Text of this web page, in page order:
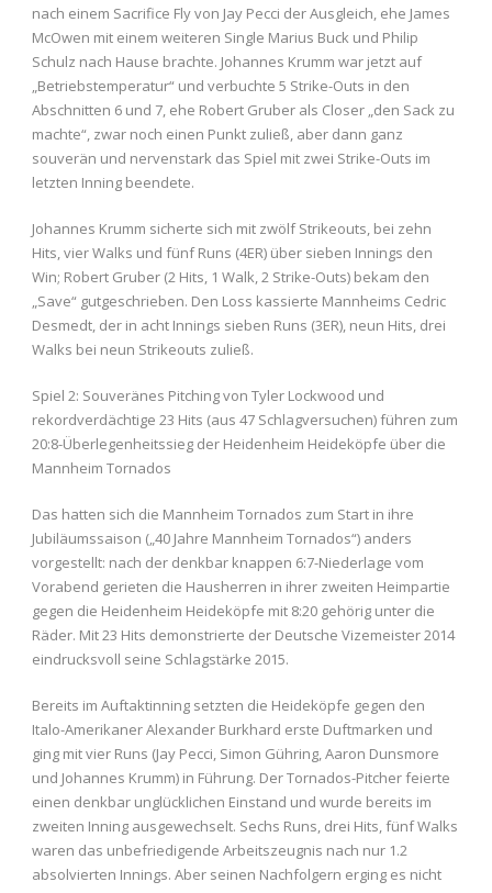
nach einem Sacrifice Fly von Jay Pecci der Ausgleich, ehe James
McOwen mit einem weiteren Single Marius Buck und Philip
Schulz nach Hause brachte. Johannes Krumm war jetzt auf
„Betriebstemperatur“ und verbuchte 5 Strike-Outs in den
Abschnitten 6 und 7, ehe Robert Gruber als Closer „den Sack zu
machte“, zwar noch einen Punkt zuließ, aber dann ganz
souverän und nervenstark das Spiel mit zwei Strike-Outs im
letzten Inning beendete.
Johannes Krumm sicherte sich mit zwölf Strikeouts, bei zehn
Hits, vier Walks und fünf Runs (4ER) über sieben Innings den
Win; Robert Gruber (2 Hits, 1 Walk, 2 Strike-Outs) bekam den
„Save“ gutgeschrieben. Den Loss kassierte Mannheims Cedric
Desmedt, der in acht Innings sieben Runs (3ER), neun Hits, drei
Walks bei neun Strikeouts zuließ.
Spiel 2: Souveränes Pitching von Tyler Lockwood und
rekordverdächtige 23 Hits (aus 47 Schlagversuchen) führen zum
20:8-Überlegenheitssieg der Heidenheim Heideköpfe über die
Mannheim Tornados
Das hatten sich die Mannheim Tornados zum Start in ihre
Jubiläumssaison („40 Jahre Mannheim Tornados“) anders
vorgestellt: nach der denkbar knappen 6:7-Niederlage vom
Vorabend gerieten die Hausherren in ihrer zweiten Heimpartie
gegen die Heidenheim Heideköpfe mit 8:20 gehörig unter die
Räder. Mit 23 Hits demonstrierte der Deutsche Vizemeister 2014
eindrucksvoll seine Schlagstärke 2015.
Bereits im Auftaktinning setzten die Heideköpfe gegen den
Italo-Amerikaner Alexander Burkhard erste Duftmarken und
ging mit vier Runs (Jay Pecci, Simon Gühring, Aaron Dunsmore
und Johannes Krumm) in Führung. Der Tornados-Pitcher feierte
einen denkbar unglücklichen Einstand und wurde bereits im
zweiten Inning ausgewechselt. Sechs Runs, drei Hits, fünf Walks
waren das unbefriedigende Arbeitszeugnis nach nur 1.2
absolvierten Innings. Aber seinen Nachfolgern erging es nicht